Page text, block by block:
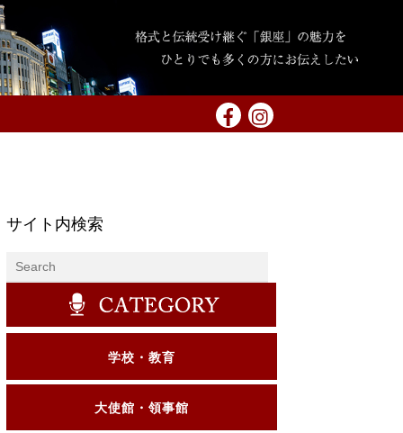
サイト内検索
学校・教育
大使館・領事館